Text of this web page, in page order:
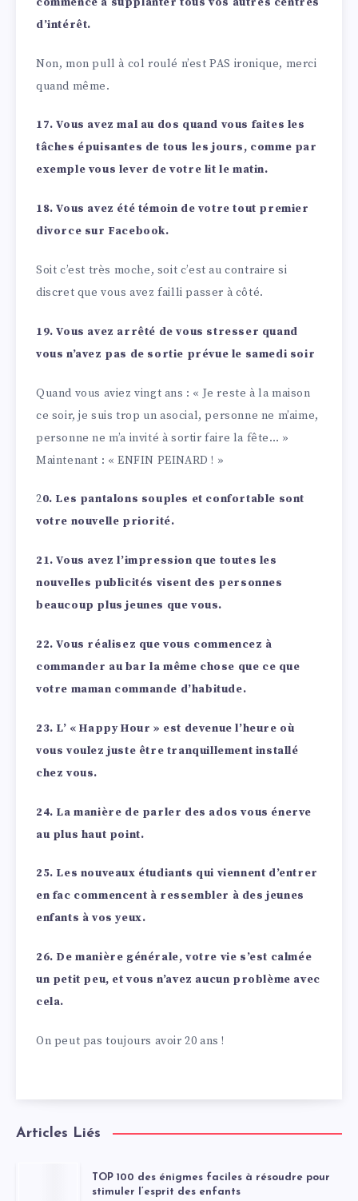
d’intérêt.
Non, mon pull à col roulé n’est PAS ironique, merci
quand même.
17. Vous avez mal au dos quand vous faites les
tâches épuisantes de tous les jours, comme par
exemple vous lever de votre lit le matin.
18. Vous avez été témoin de votre tout premier
divorce sur Facebook.
Soit c’est très moche, soit c’est au contraire si
discret que vous avez failli passer à côté.
19. Vous avez arrêté de vous stresser quand
vous n’avez pas de sortie prévue le samedi soir
Quand vous aviez vingt ans : « Je reste à la maison
ce soir, je suis trop un asocial, personne ne m’aime,
personne ne m’a invité à sortir faire la fête… »
Maintenant : « ENFIN PEINARD ! »
20. Les pantalons souples et confortable sont
votre nouvelle priorité.
21. Vous avez l’impression que toutes les
nouvelles publicités visent des personnes
beaucoup plus jeunes que vous.
22. Vous réalisez que vous commencez à
commander au bar la même chose que ce que
votre maman commande d’habitude.
23. L’ « Happy Hour » est devenue l’heure où
vous voulez juste être tranquillement installé
chez vous.
24. La manière de parler des ados vous énerve
au plus haut point.
25. Les nouveaux étudiants qui viennent d’entrer
en fac commencent à ressembler à des jeunes
enfants à vos yeux.
26. De manière générale, votre vie s’est calmée
un petit peu, et vous n’avez aucun problème avec
cela.
On peut pas toujours avoir 20 ans !
Articles Liés
TOP 100 des énigmes faciles à résoudre pour
stimuler l’esprit des enfants